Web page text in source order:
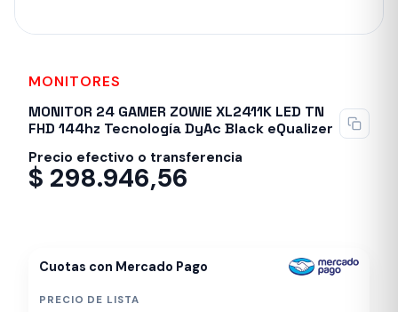
MONITORES
MONITOR 24 GAMER ZOWIE XL2411K LED TN
FHD 144hz Tecnología DyAc Black eQualizer
Precio efectivo o transferencia
$ 298.946,56
Cuotas con Mercado Pago
PRECIO DE LISTA